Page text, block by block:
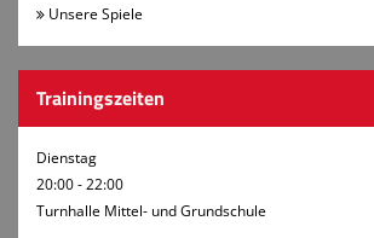
Unsere Spiele
Trainingszeiten
Dienstag
20:00 - 22:00
Turnhalle Mittel- und Grundschule